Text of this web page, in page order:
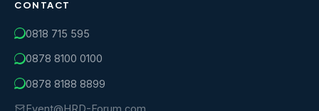
CONTACT
0818 715 595
0878 8100 0100
0878 8188 8899
Event@HRD-Forum.com